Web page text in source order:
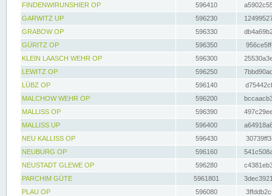
FINDENWIRUNSHIER OP
596410
GARWITZ UP
596230
GRABOW OP
596330
GÜRITZ OP
596350
KLEIN LAASCH WEHR OP
596300
LEWITZ OP
596250
LÜBZ OP
596140
MALCHOW WEHR OP
596200
MALLISS OP
596390
MALLISS UP
596400
NEU KALLISS OP
596430
NEUBURG OP
596160
NEUSTADT GLEWE OP
596280
PARCHIM GÜTE
5961801
PLAU OP
596080